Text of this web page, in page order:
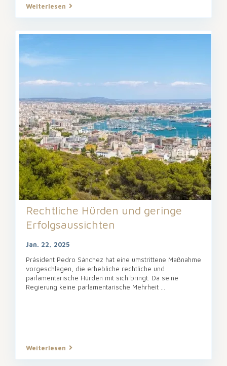
Weiterlesen
Rechtliche Hürden und geringe
Erfolgsaussichten
Jan. 22, 2025
Präsident Pedro Sánchez hat eine umstrittene Maßnahme
vorgeschlagen, die erhebliche rechtliche und
parlamentarische Hürden mit sich bringt. Da seine
Regierung keine parlamentarische Mehrheit
Weiterlesen